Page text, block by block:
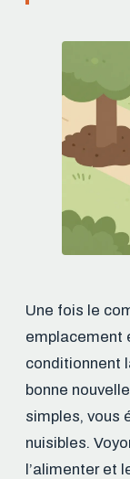
Une fois le
emplacement
conditionnent
bonne
simples, vous
nuisibles.
l’alimenter et